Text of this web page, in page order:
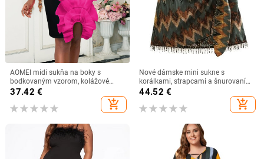
AOMEI midi sukňa na boky s
bodkovaným vzorom, kolážové
šitie, polyester, mikroelastický,
37.42 €
add_shopping_cart
Nové dámske mini sukne s
korálkami, strapcami a šnurovaním,
s mašľou, ležérne, s vysokým
pásom, voľné pouličné oblečenie
LUJIA ALAN P3793
44.52 €
add_shopping_cart